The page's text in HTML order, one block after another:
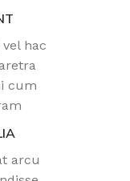
hac
cum
arcu